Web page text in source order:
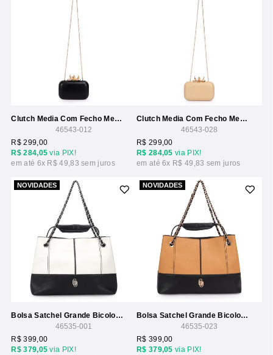
Clutch Media Com Fecho Metal Flor
46543-012
R$ 284,05 via PIX!
R$ 299,00
6x R$ 49,83
Clutch Media Com Fecho Metal Flor
46543-028
R$ 284,05 via PIX!
R$ 299,00
6x R$ 49,83
NOVIDADES
Bolsa Satchel Grande Bicolor Com Alca Corrente
46535-001
R$ 379,05 via PIX!
R$ 399,00
NOVIDADES
Bolsa Satchel Grande Bicolor Com Alca Corrente
46535-023
R$ 379,05 via PIX!
R$ 399,00